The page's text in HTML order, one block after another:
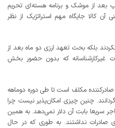
بعد از موشک و برنامه هسته‌ای تحریم
آن کالا جایگاه مهم استراتژیک از نظر
بلکه بحث تعهد ارزی دو ماه بعد از
که بدون حضور بخش
مکلف است تا طی دوره دوماهه
چنین چیزی امکان‌پذیر نیست چرا
سریعا بابت آن دلار نمی‌دهد. به همین
صادرات نداشتند. به طوری که در حال